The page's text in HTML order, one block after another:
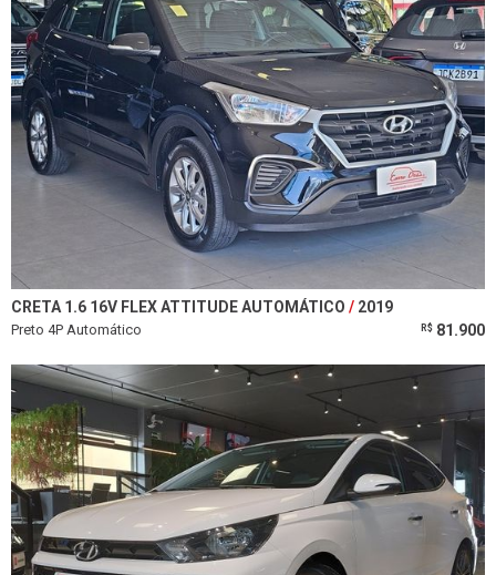
CRETA 1.6 16V FLEX ATTITUDE AUTOMÁTICO 2019
Preto 4P Automático R$ 81.900